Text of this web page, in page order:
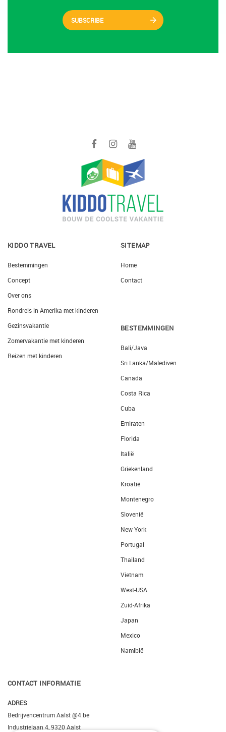
SUBSCRIBE
KIDDO TRAVEL
Bestemmingen
Concept
Over ons
Rondreis in Amerika met kinderen
Gezinsvakantie
Zomervakantie met kinderen
Reizen met kinderen
SITEMAP
Home
Contact
BESTEMMINGEN
Bali/Java
Sri Lanka/Malediven
Canada
Costa Rica
Cuba
Emiraten
Florida
Italië
Griekenland
Kroatië
Montenegro
Slovenië
New York
Portugal
Thailand
Vietnam
West-USA
Zuid-Afrika
Japan
Mexico
Namibië
CONTACT INFORMATIE
ADRES
Bedrijvencentrum Aalst @4.be
Industrielaan 4, 9320 Aalst